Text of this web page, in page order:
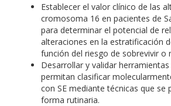
Establecer el valor clínico de las
cromosoma 16 en pacientes de
para determinar el potencial de
alteraciones en la estratificación
función del riesgo de sobrevivir o
Desarrollar y validar
permitan clasificar
con SE mediante técnicas que se
forma rutinaria.